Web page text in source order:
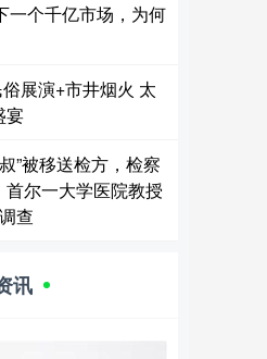
一个千亿市场，为何
展演+市井烟火 太
宴
”被移送检方，检察
尔一大学医院教授
查
讯